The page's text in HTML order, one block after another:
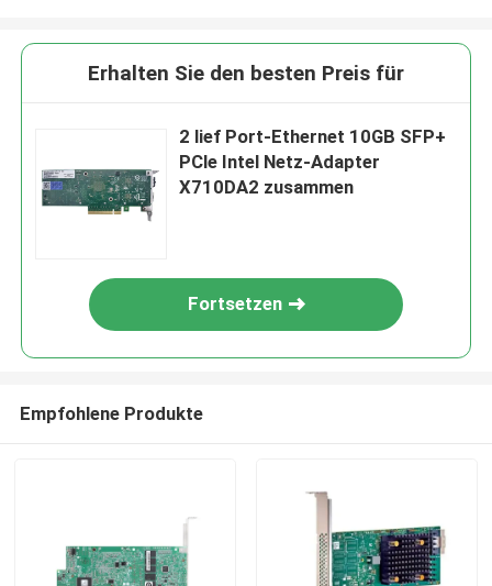
Erhalten Sie den besten Preis für
2 lief Port-Ethernet 10GB SFP+
PCle Intel Netz-Adapter
X710DA2 zusammen
Fortsetzen
Empfohlene Produkte